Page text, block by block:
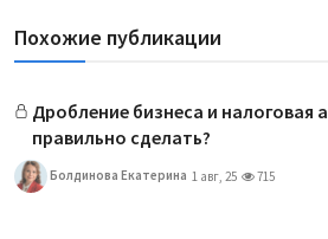
Похожие публикации
Дробление бизнеса и налоговая
правильно сделать?
Болдинова Екатерина 1 авг, 25 715